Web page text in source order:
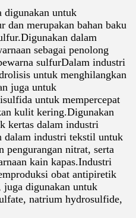
digunakan untuk
dan merupakan bahan baku
dalam
sebagai penolong
sulfurDalam industri
untuk menghilangkan
juga untuk
untuk mempercepat
kulit kering.Digunakan
kertas dalam industri
dalam industri tekstil untuk
pengurangan nitrat, serta
kain kapas.Industri
obat antipiretik
juga digunakan untuk
natrium hydrosulfide,